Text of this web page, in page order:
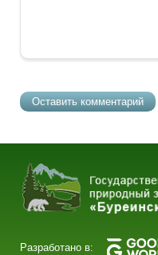
Разработано в: